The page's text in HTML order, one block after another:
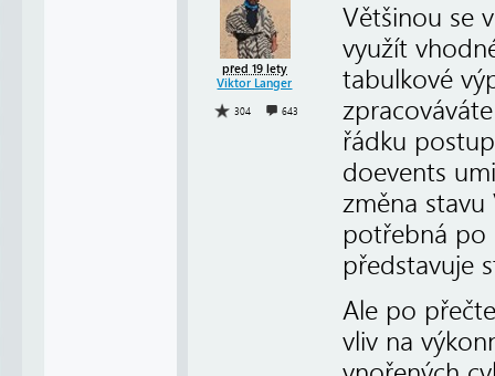
před 19 lety
Viktor Langer
304 643
Většinou se
využít
tabulkové
řádku
doevents
změna
potřebná po
představuje
Ale po
vliv na